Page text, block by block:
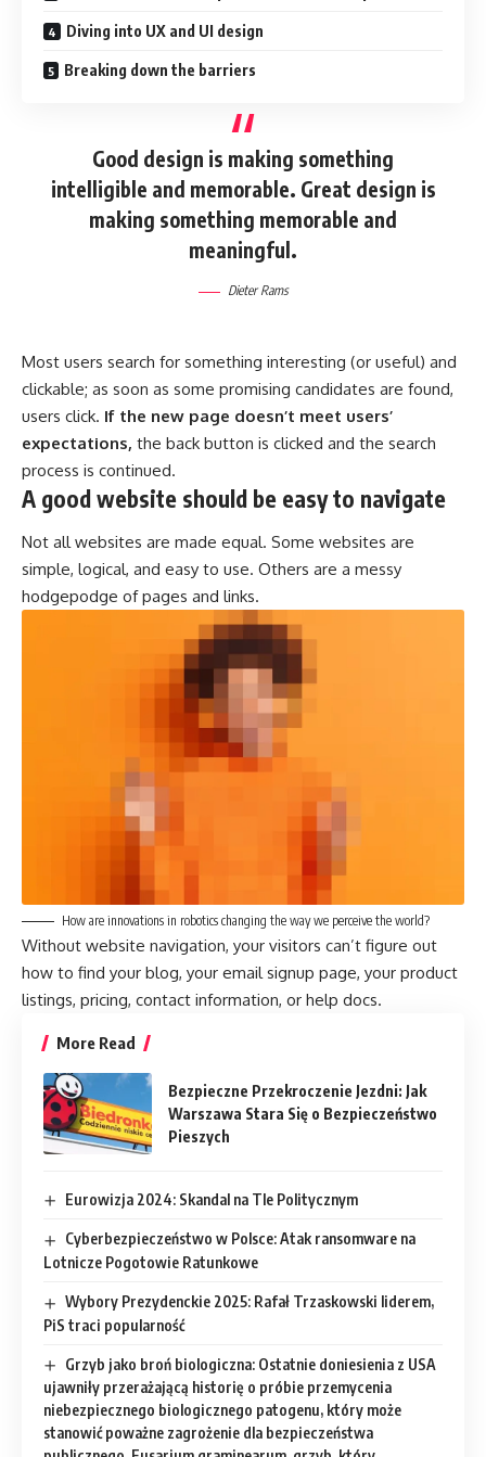
Diving into UX and UI design
Breaking down the barriers
Good design is making something
intelligible and memorable. Great design is
making something memorable and
meaningful.
Dieter Rams
Most users search for something interesting (or useful) and
clickable; as soon as some promising candidates are found,
users click. If the new page doesn’t meet users’
expectations, the back button is clicked and the search
process is continued.
A good website should be easy to navigate
Not all websites are made equal. Some websites are
simple, logical, and easy to use. Others are a messy
hodgepodge of pages and links.
How are innovations in robotics changing the way we perceive the world?
Without website navigation, your visitors can’t figure out
how to find your blog, your email signup page, your product
listings, pricing, contact information, or help docs.
More Read
Bezpieczne Przekroczenie Jezdni: Jak
Warszawa Stara Się o Bezpieczeństwo
Pieszych
Eurowizja 2024: Skandal na Tle Politycznym
Cyberbezpieczeństwo w Polsce: Atak ransomware na
Lotnicze Pogotowie Ratunkowe
Wybory Prezydenckie 2025: Rafał Trzaskowski liderem,
PiS traci popularność
Grzyb jako broń biologiczna: Ostatnie doniesienia z USA
ujawniły przerażającą historię o próbie przemycenia
niebezpiecznego biologicznego patogenu, który może
stanowić poważne zagrożenie dla bezpieczeństwa